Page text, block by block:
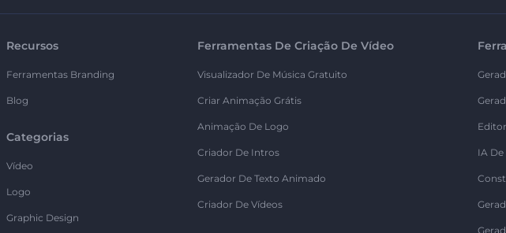
Recursos
Ferramentas Branding
Blog
Categorias
Vídeo
Logo
Graphic Design
Ferramentas De Criação De Vídeo
Visualizador De Música Gratuito
Criar Animação Grátis
Animação De Logo
Criador De Intros
Gerador De Texto Animado
Criador De Vídeos
IA De